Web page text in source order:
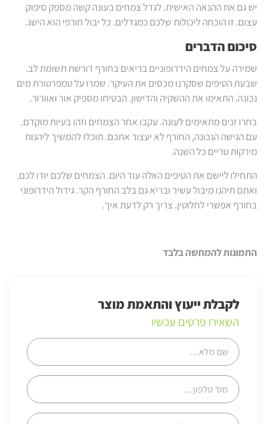
יש גם את ההנאה האישית. לגדל צמחים בעונה קשה מספק סיפוק
עצום. זו הוכחה ליכולות שלכם כמגדלים. כל יבול חורפי הוא הישג.
סיכום הדברים
שמירה על צמחים הידרופוניים בריאים בחורף דורשת תשומת לב.
שבעת הטיפים שסקרנו מכסים את העיקר. שמרו על טמפרטורת מים
נכונה. התאימו את ההשקיה והדישון. הבטיחו מספיק אור ואוורור.
בחרו זנים מתאימים לעונה. עקבו אחר הצמחים וזהו בעיות מוקדם.
עם הגישה הנכונה, החורף לא יעצור אתכם. תוכלו להמשיך ליהנות
מירקות טריים כל השנה.
התחילו ליישם את הטיפים האלה עוד היום. הצמחים שלכם יודו לכם.
ואתם תיהנו מיבול עשיר ובריא גם בלב החורף הקר. גידול הידרופוני
בחורף אפשרי לחלוטין. צריך רק לדעת איך.
התמונות להמחשה בלבד
לקבלת ייעוץ והתאמת מוצר
השאירו פרטים עכשיו